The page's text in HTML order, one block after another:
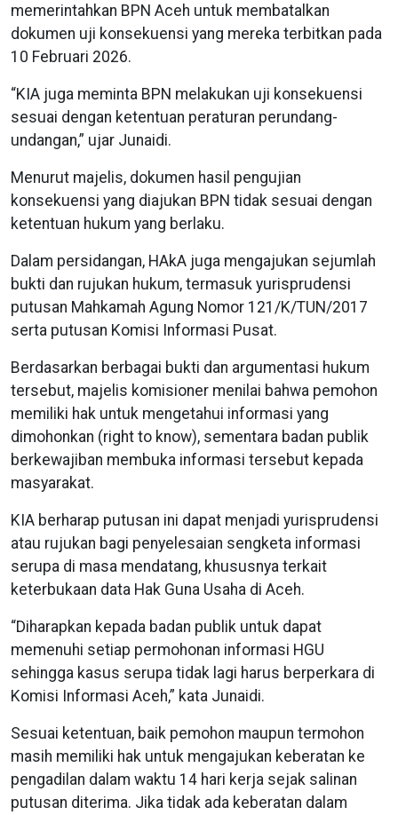
memerintahkan BPN Aceh untuk membatalkan
dokumen uji konsekuensi yang mereka terbitkan pada
10 Februari 2026.
“KIA juga meminta BPN melakukan uji konsekuensi
sesuai dengan ketentuan peraturan perundang-
undangan,” ujar Junaidi.
Menurut majelis, dokumen hasil pengujian
konsekuensi yang diajukan BPN tidak sesuai dengan
ketentuan hukum yang berlaku.
Dalam persidangan, HAkA juga mengajukan sejumlah
bukti dan rujukan hukum, termasuk yurisprudensi
putusan Mahkamah Agung Nomor 121/K/TUN/2017
serta putusan Komisi Informasi Pusat.
Berdasarkan berbagai bukti dan argumentasi hukum
tersebut, majelis komisioner menilai bahwa pemohon
memiliki hak untuk mengetahui informasi yang
dimohonkan (right to know), sementara badan publik
berkewajiban membuka informasi tersebut kepada
masyarakat.
KIA berharap putusan ini dapat menjadi yurisprudensi
atau rujukan bagi penyelesaian sengketa informasi
serupa di masa mendatang, khususnya terkait
keterbukaan data Hak Guna Usaha di Aceh.
“Diharapkan kepada badan publik untuk dapat
memenuhi setiap permohonan informasi HGU
sehingga kasus serupa tidak lagi harus berperkara di
Komisi Informasi Aceh,” kata Junaidi.
Sesuai ketentuan, baik pemohon maupun termohon
masih memiliki hak untuk mengajukan keberatan ke
pengadilan dalam waktu 14 hari kerja sejak salinan
putusan diterima. Jika tidak ada keberatan dalam